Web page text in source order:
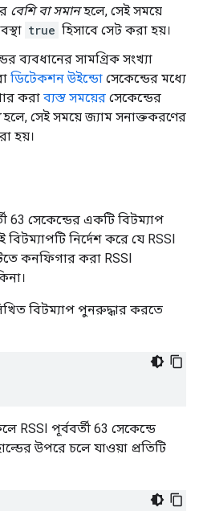
বেশি বা সমানহলে, সেই সময়ে
true হিসাবে সেট করা হয়।
ব্যবধানের সামগ্রিক সংখ্যা
ডিটেকশন উইন্ডো সেকেন্ডের মধ্যে
করা ব্যস্ত সময়ের সেকেন্ডের
হলে, সেই সময়ে জ্যাম সনাক্তকরণের
হয়।
63 সেকেন্ডের একটি বিটম্যাপ
নির্দেশ করে যে RSSI
কনফিগার করা RSSI
বিটম্যাপ পুনরুদ্ধার করতে
RSSI পূর্ববর্তী 63 সেকেন্ডে
উপরে চলে যাওয়া প্রতিটি